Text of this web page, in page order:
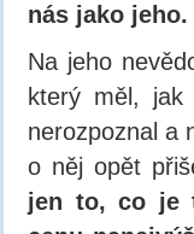
nás jako jeho.
Na jeho
který měl,
nerozpoznal a
o něj opět
jen to, co je